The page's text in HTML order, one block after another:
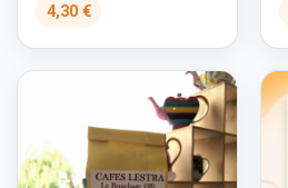
4,30 €